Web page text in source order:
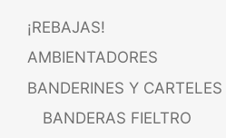
¡REBAJAS!
AMBIENTADORES
BANDERINES Y CARTELES
BANDERAS FIELTRO